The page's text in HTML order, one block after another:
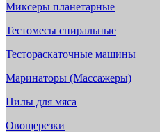
Миксеры планетарные
Тестомесы спиральные
Тестораскаточные машины
Маринаторы (Массажеры)
Пилы для мяса
Овощерезки